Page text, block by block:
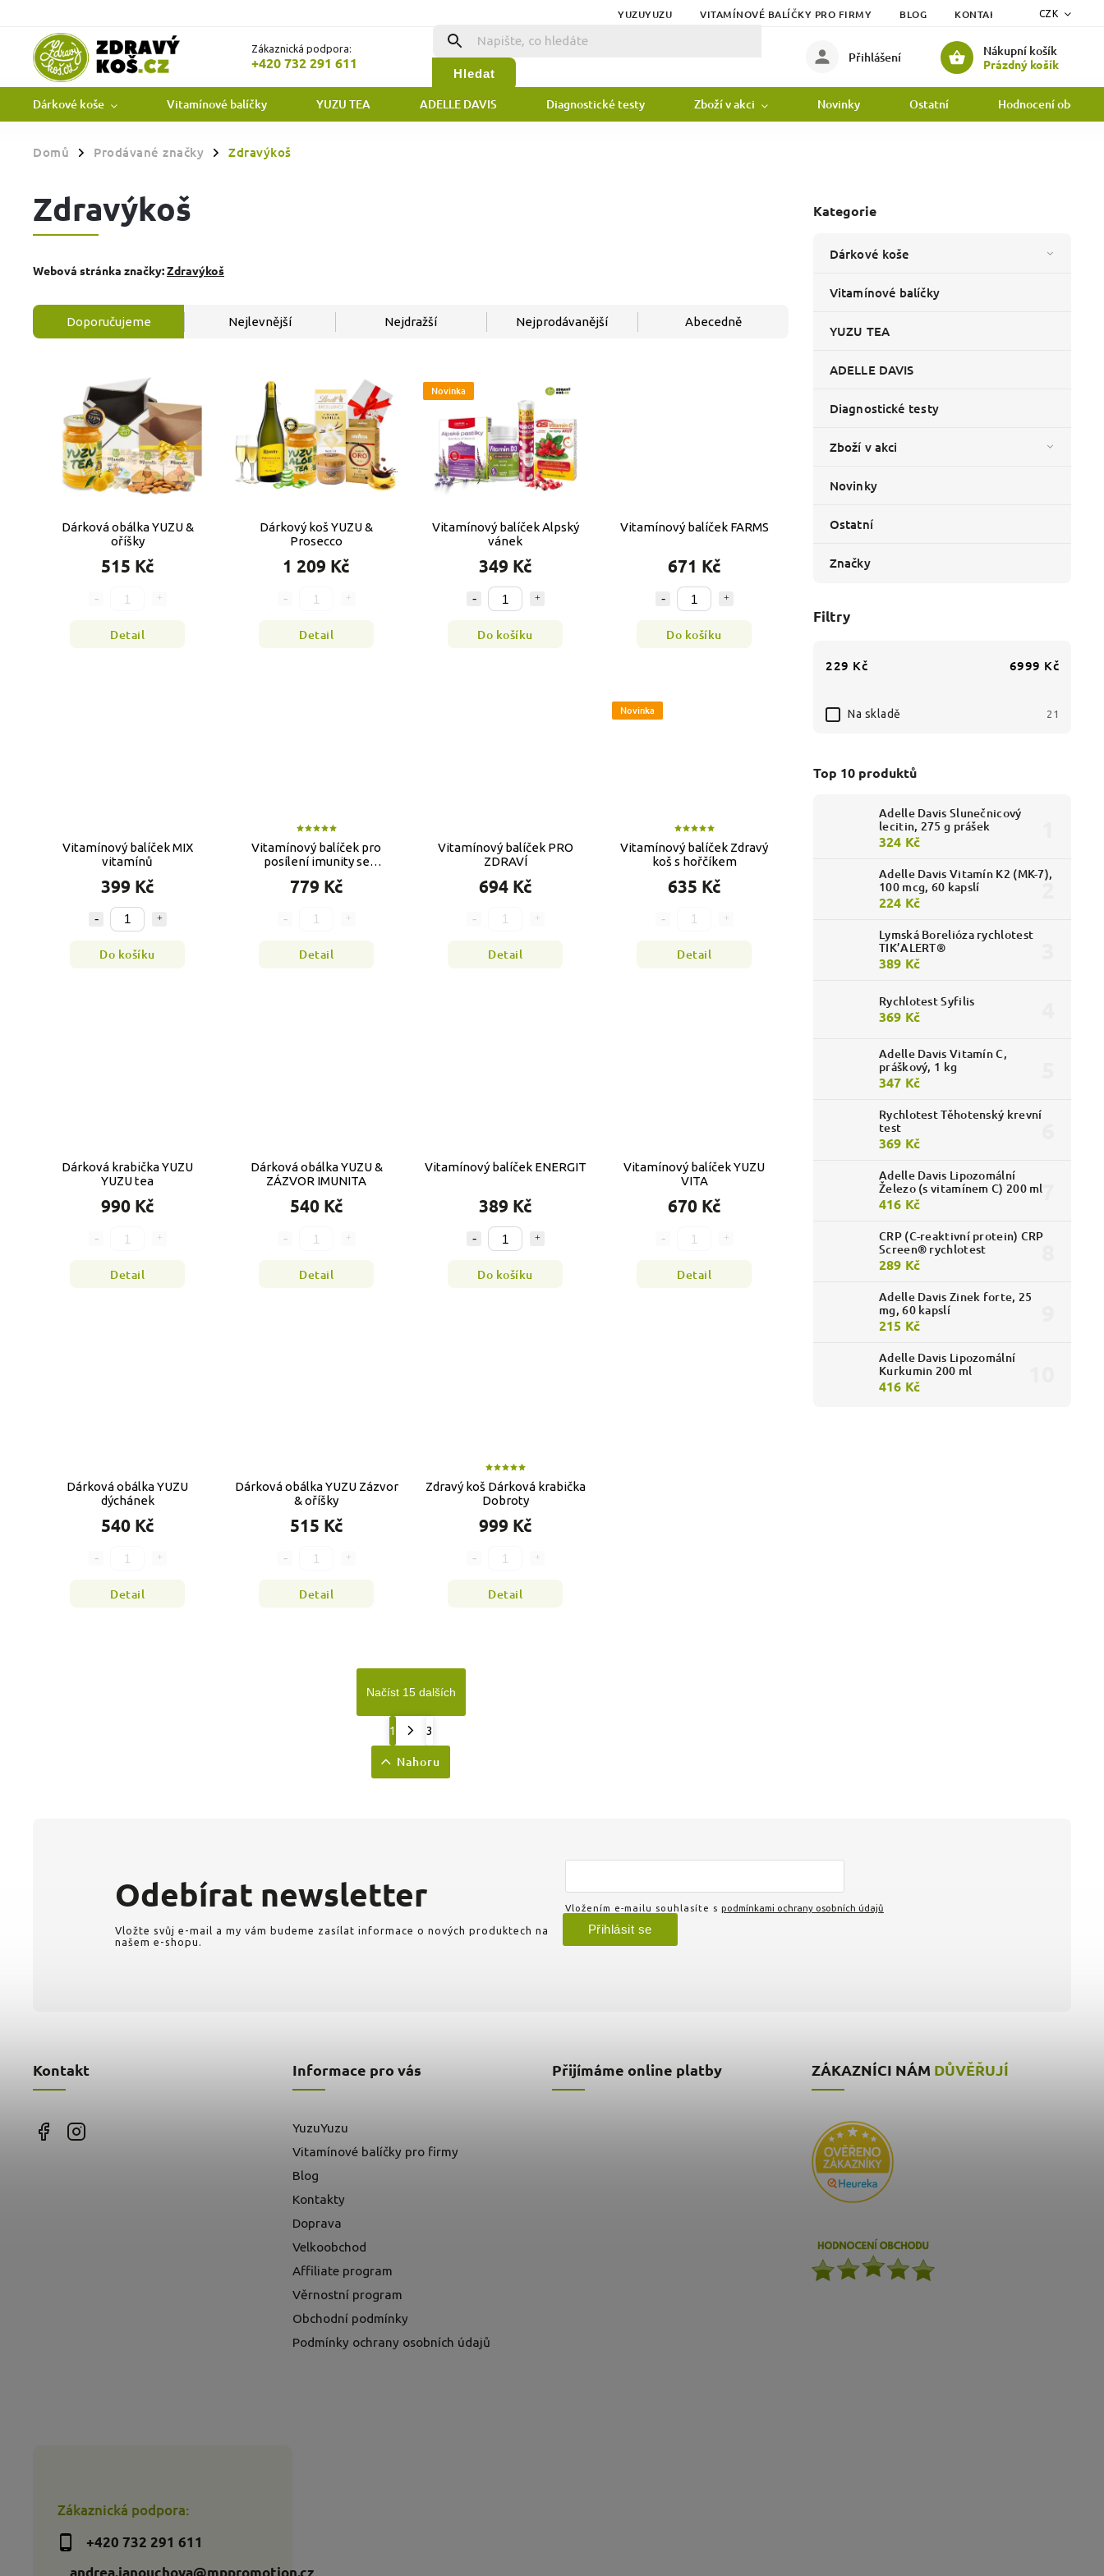
YUZUYUZU VITAMÍNOVÉ BALÍČKY PRO FIRMY BLOG KONTAKTY DOPRAVA
CZK
Zákaznická podpora:
+420 732 291 611
Hledat
Nákupní košík
Prázdný košík
Přihlášení
Dárkové koše Vitamínové balíčky YUZU TEA ADELLE DAVIS Diagnostické testy Zboží v akci Novinky Ostatní Hodnocení obchodu
Domů / Prodávané značky / Zdravýkoš
Kategorie
Dárkové koše
Vitamínové balíčky
YUZU TEA
ADELLE DAVIS
Diagnostické testy
Zboží v akci
Novinky
Ostatní
Značky
Filtry
229 Kč 6999 Kč
Na skladě 21
Top 10 produktů
Adelle Davis Slunečnicový
lecitin, 275 g prášek
324 Kč
Adelle Davis Vitamín K2 (MK-7),
100 mcg, 60 kapslí
224 Kč
Lymská Borelióza rychlotest
TIK’ALERT®
389 Kč
Rychlotest Syfilis
369 Kč
Adelle Davis Vitamín C,
práškový, 1 kg
347 Kč
Rychlotest Těhotenský krevní
test
369 Kč
Adelle Davis Lipozomální
Železo (s vitamínem C) 200 ml
416 Kč
CRP (C-reaktivní protein) CRP
Screen® rychlotest
289 Kč
Adelle Davis Zinek forte, 25
mg, 60 kapslí
215 Kč
Adelle Davis Lipozomální
Kurkumin 200 ml
416 Kč
Zdravýkoš
Webová stránka značky:Zdravýkoš
Doporučujeme Nejlevnější Nejdražší Nejprodávanější Abecedně
Dárková obálka YUZU &
oříšky
515 Kč
Detail
Dárkový koš YUZU &
Prosecco
1 209 Kč
Detail
Novinka
Vitamínový balíček Alpský
vánek
349 Kč
Do košíku
Vitamínový balíček FARMS
671 Kč
Do košíku
Vitamínový balíček MIX
vitamínů
399 Kč
Do košíku
Vitamínový balíček pro
posílení imunity se
779 Kč
Detail
Vitamínový balíček PRO
ZDRAVÍ
694 Kč
Detail
Novinka
Vitamínový balíček Zdravý
koš s hořčíkem
635 Kč
Detail
Dárková krabička YUZU
YUZU tea
990 Kč
Detail
Dárková obálka YUZU &
ZÁZVOR IMUNITA
540 Kč
Detail
Vitamínový balíček ENERGIT
389 Kč
Do košíku
Vitamínový balíček YUZU
VITA
670 Kč
Detail
Dárková obálka YUZU
dýchánek
540 Kč
Detail
Dárková obálka YUZU Zázvor
& oříšky
515 Kč
Detail
Zdravý koš Dárková krabička
Dobroty
999 Kč
Detail
Načíst 15 dalších
1 3
Nahoru
Zákaznická podpora:
+420 732 291 611
andrea.janouchova@mppromotion.cz
Kontakt
Odebírat newsletter
Vložte svůj e-mail a my vám budeme zasílat informace o nových produktech na
našem e-shopu.
Vložením e-mailu souhlasíte s podmínkami ochrany osobních údajů
Přihlásit se
Informace pro vás
YuzuYuzu
Vitamínové balíčky pro firmy
Blog
Kontakty
Doprava
Velkoobchod
Affiliate program
Věrnostní program
Obchodní podmínky
Podmínky ochrany osobních údajů
Přijímáme online platby ZÁKAZNÍCI NÁM DŮVĚŘUJÍ